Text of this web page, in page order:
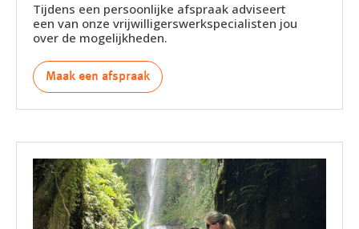
Tijdens een persoonlijke afspraak adviseert
een van onze vrijwilligerswerkspecialisten jou
over de mogelijkheden.
Maak een afspraak